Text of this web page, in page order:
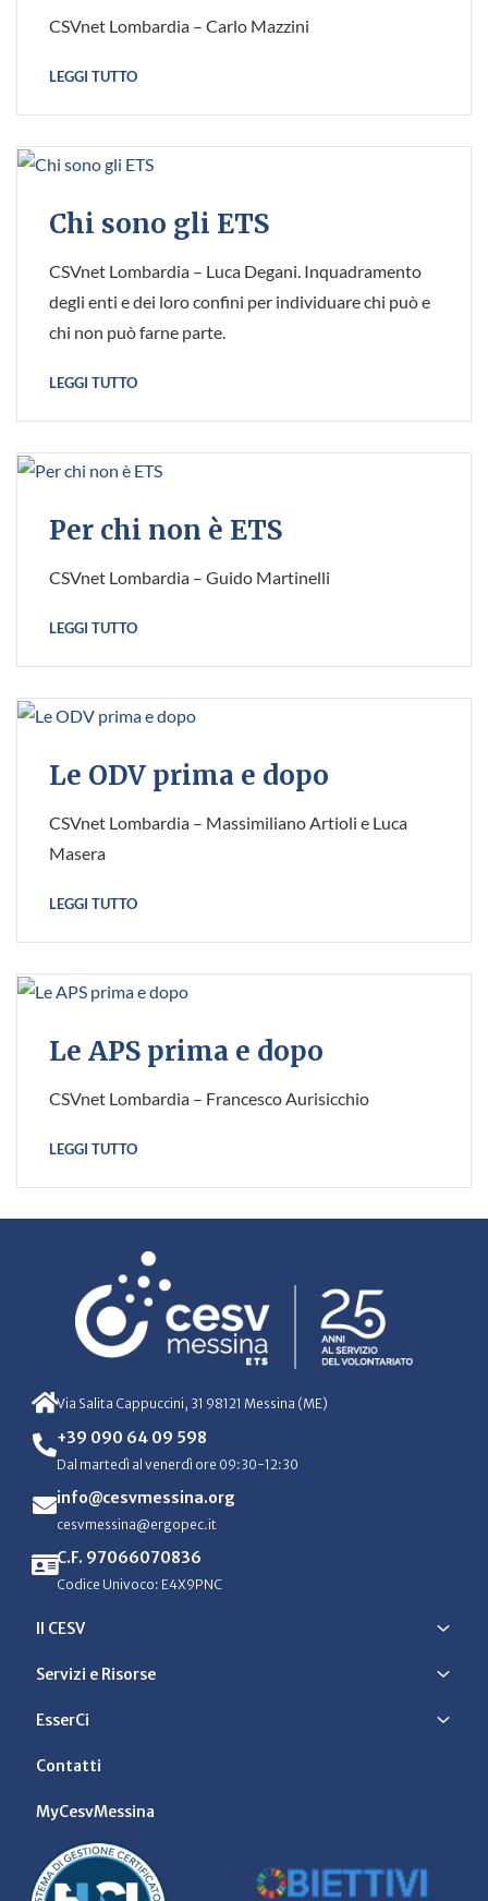
CSVnet Lombardia – Carlo Mazzini
LEGGI TUTTO
Chi sono gli ETS
CSVnet Lombardia – Luca Degani. Inquadramento
degli enti e dei loro confini per individuare chi può e
chi non può farne parte.
LEGGI TUTTO
Per chi non è ETS
CSVnet Lombardia – Guido Martinelli
LEGGI TUTTO
Le ODV prima e dopo
CSVnet Lombardia – Massimiliano Artioli e Luca
Masera
LEGGI TUTTO
Le APS prima e dopo
CSVnet Lombardia – Francesco Aurisicchio
LEGGI TUTTO
Via Salita Cappuccini, 31 98121 Messina (ME)
+39 090 64 09 598
Dal martedì al venerdì ore 09:30-12:30
info@cesvmessina.org
cesvmessina@ergopec.it
C.F. 97066070836
Codice Univoco: E4X9PNC
Il CESV
Servizi e Risorse
EsserCi
Contatti
MyCesvMessina